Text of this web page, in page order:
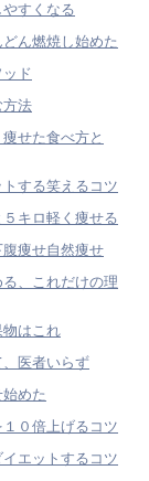
すくなる
ん燃焼し始めた
ド
方法
せた食べ方と
する笑えるコツ
キロ軽く痩せる
痩せ自然痩せ
、これだけの理
はこれ
医者いらず
めた
０倍上げるコツ
エットするコツ